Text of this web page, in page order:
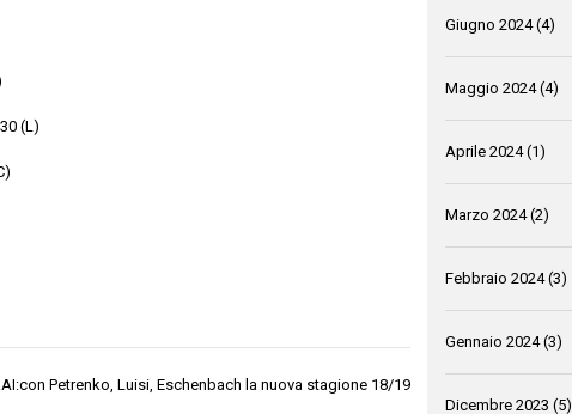
(L)
Petrenko, Luisi, Eschenbach la nuova stagione 18/19
Giugno 2024(4)
Maggio 2024(4)
Aprile 2024(1)
Marzo 2024(2)
Febbraio 2024(3)
Gennaio 2024(3)
Dicembre 2023 (5)